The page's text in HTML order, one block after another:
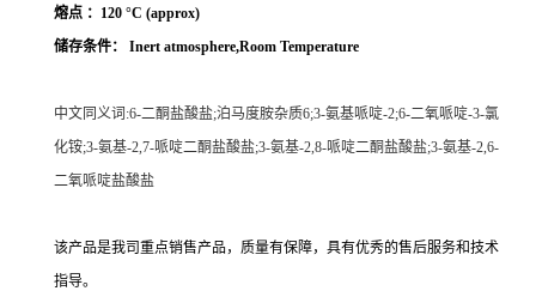
熔点 ：120 °C (approx)
储存条件： Inert atmosphere,Room Temperature
中文同义词:6-二酮盐酸盐;泊马度胺杂质6;3-氨基哌啶-2;6-二氧哌啶-3-氯
化铵;3-氨基-2,7-哌啶二酮盐酸盐;3-氨基-2,8-哌啶二酮盐酸盐;3-氨基-2,6-
二氧哌啶盐酸盐
该产品是我司重点销售产品，质量有保障，具有优秀的售后服务和技术
指导。